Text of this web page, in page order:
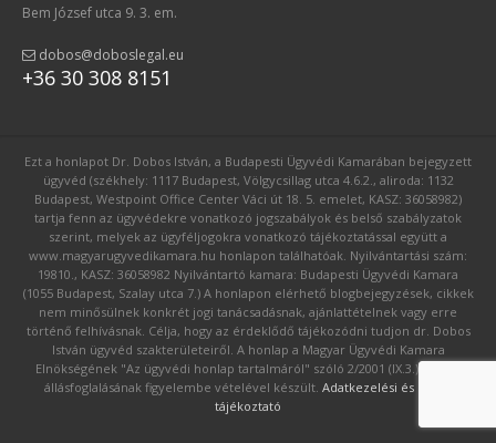
Bem József utca 9. 3. em.
dobos@doboslegal.eu
+36 30 308 8151
Ezt a honlapot Dr. Dobos István, a Budapesti Ügyvédi Kamarában bejegyzett
ügyvéd (székhely: 1117 Budapest, Völgycsillag utca 4.6.2., aliroda: 1132
Budapest, Westpoint Office Center Váci út 18. 5. emelet, KASZ: 36058982)
tartja fenn az ügyvédekre vonatkozó jogszabályok és belső szabályzatok
szerint, melyek az ügyféljogokra vonatkozó tájékoztatással együtt a
www.magyarugyvedikamara.hu honlapon találhatóak. Nyilvántartási szám:
19810., KASZ: 36058982 Nyilvántartó kamara: Budapesti Ügyvédi Kamara
(1055 Budapest, Szalay utca 7.) A honlapon elérhető blogbejegyzések, cikkek
nem minősülnek konkrét jogi tanácsadásnak, ajánlattételnek vagy erre
történő felhívásnak. Célja, hogy az érdeklődő tájékozódni tudjon dr. Dobos
István ügyvéd szakterületeiről. A honlap a Magyar Ügyvédi Kamara
Elnökségének "Az ügyvédi honlap tartalmáról" szóló 2/2001 (IX.3.) számú
állásfoglalásának figyelembe vételével készült. Adatkezelési és GDPR
tájékoztató